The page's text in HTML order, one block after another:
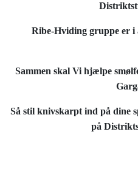
Ribe-Hviding gruppe er
Sammen skal Vi hjælpe
Så stil knivskarpt ind på dine
på